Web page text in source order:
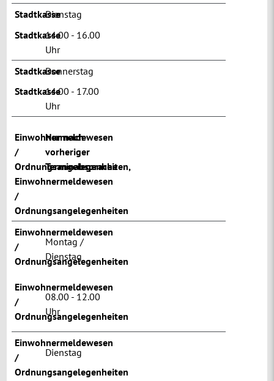
StadtkasseDienstag
Stadtkasse14.00 - 16.00
Uhr
StadtkasseDonnerstag
Stadtkasse14.00 - 17.00
Uhr
Einwohnermeldewesen
/
Ordnungsangelegenheiten,
Einwohnermeldewesen
/
Ordnungsangelegenheiten
Nur nach
vorheriger
Terminabsprache
Einwohnermeldewesen
/
Ordnungsangelegenheiten
Montag /
Dienstag
Einwohnermeldewesen
/
Ordnungsangelegenheiten
08.00 - 12.00
Uhr
Einwohnermeldewesen
/
Ordnungsangelegenheiten
Dienstag